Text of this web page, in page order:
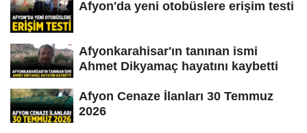
Afyon'da yeni otobüslere erişim testi
Afyonkarahisar'ın tanınan ismi
Ahmet Dikyamaç hayatını kaybetti
Afyon Cenaze İlanları 30 Temmuz
2026